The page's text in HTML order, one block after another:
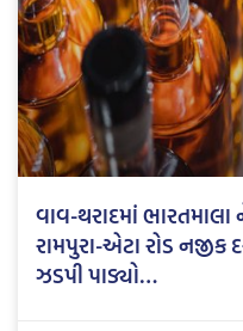
વાવ-થરાદમાં
રામપુરા-એટા રોડ નજીક
ઝડપી પાડ્યો…